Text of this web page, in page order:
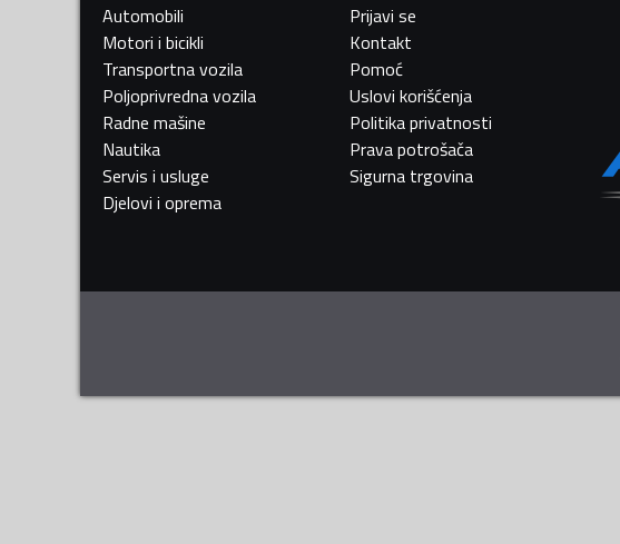
Automobili
Motori i bicikli
Transportna vozila
Poljoprivredna vozila
Radne mašine
Nautika
Servis i usluge
Djelovi i oprema
Prijavi se
Kontakt
Pomoć
Uslovi korišćenja
Politika privatnosti
Prava potrošača
Sigurna trgovina